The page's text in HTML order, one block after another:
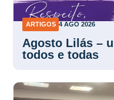
ARTIGOS 4 AGO 2026
Agosto Lilás –
todos e todas